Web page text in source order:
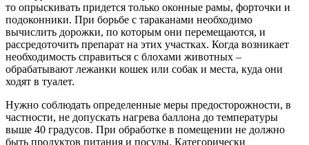
то опрыскивать придется только оконные рамы, форточки и
подоконники. При борьбе с тараканами необходимо
вычислить дорожки, по которым они перемещаются, и
рассредоточить препарат на этих участках. Когда возникает
необходимость справиться с блохами животных –
обрабатывают лежанки кошек или собак и места, куда они
ходят в туалет.
Нужно соблюдать определенные меры предосторожности, в
частности, не допускать нагрева баллона до температуры
выше 40 градусов. При обработке в помещении не должно
быть продуктов питания и посуды. Категорически